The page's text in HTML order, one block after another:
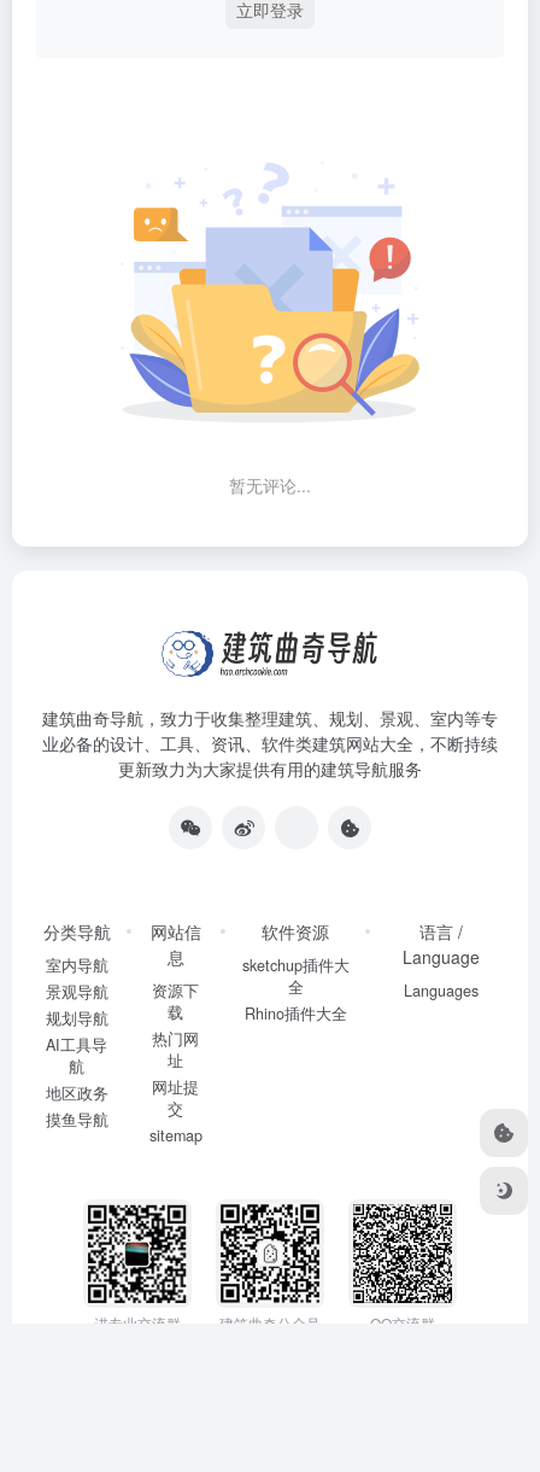
立即登录
暂无评论...
建筑曲奇导航 ，致力于收集整理建筑、规划、景观、室内等专
业必备的设计、工具、资讯、软件类建筑网站大全，不断持续
更新致力为大家提供有用的建筑导航服务
分类导航
室内导航
景观导航
规划导航
AI工具导
航
地区政务
摸鱼导航
网站信
息
资源下
载
热门网
址
网址提
交
sitemap
软件资源
sketchup插件大
全
Rhino插件大全
语言 /
Language
Languages
进专业交流群 建筑曲奇公众号 QQ交流群